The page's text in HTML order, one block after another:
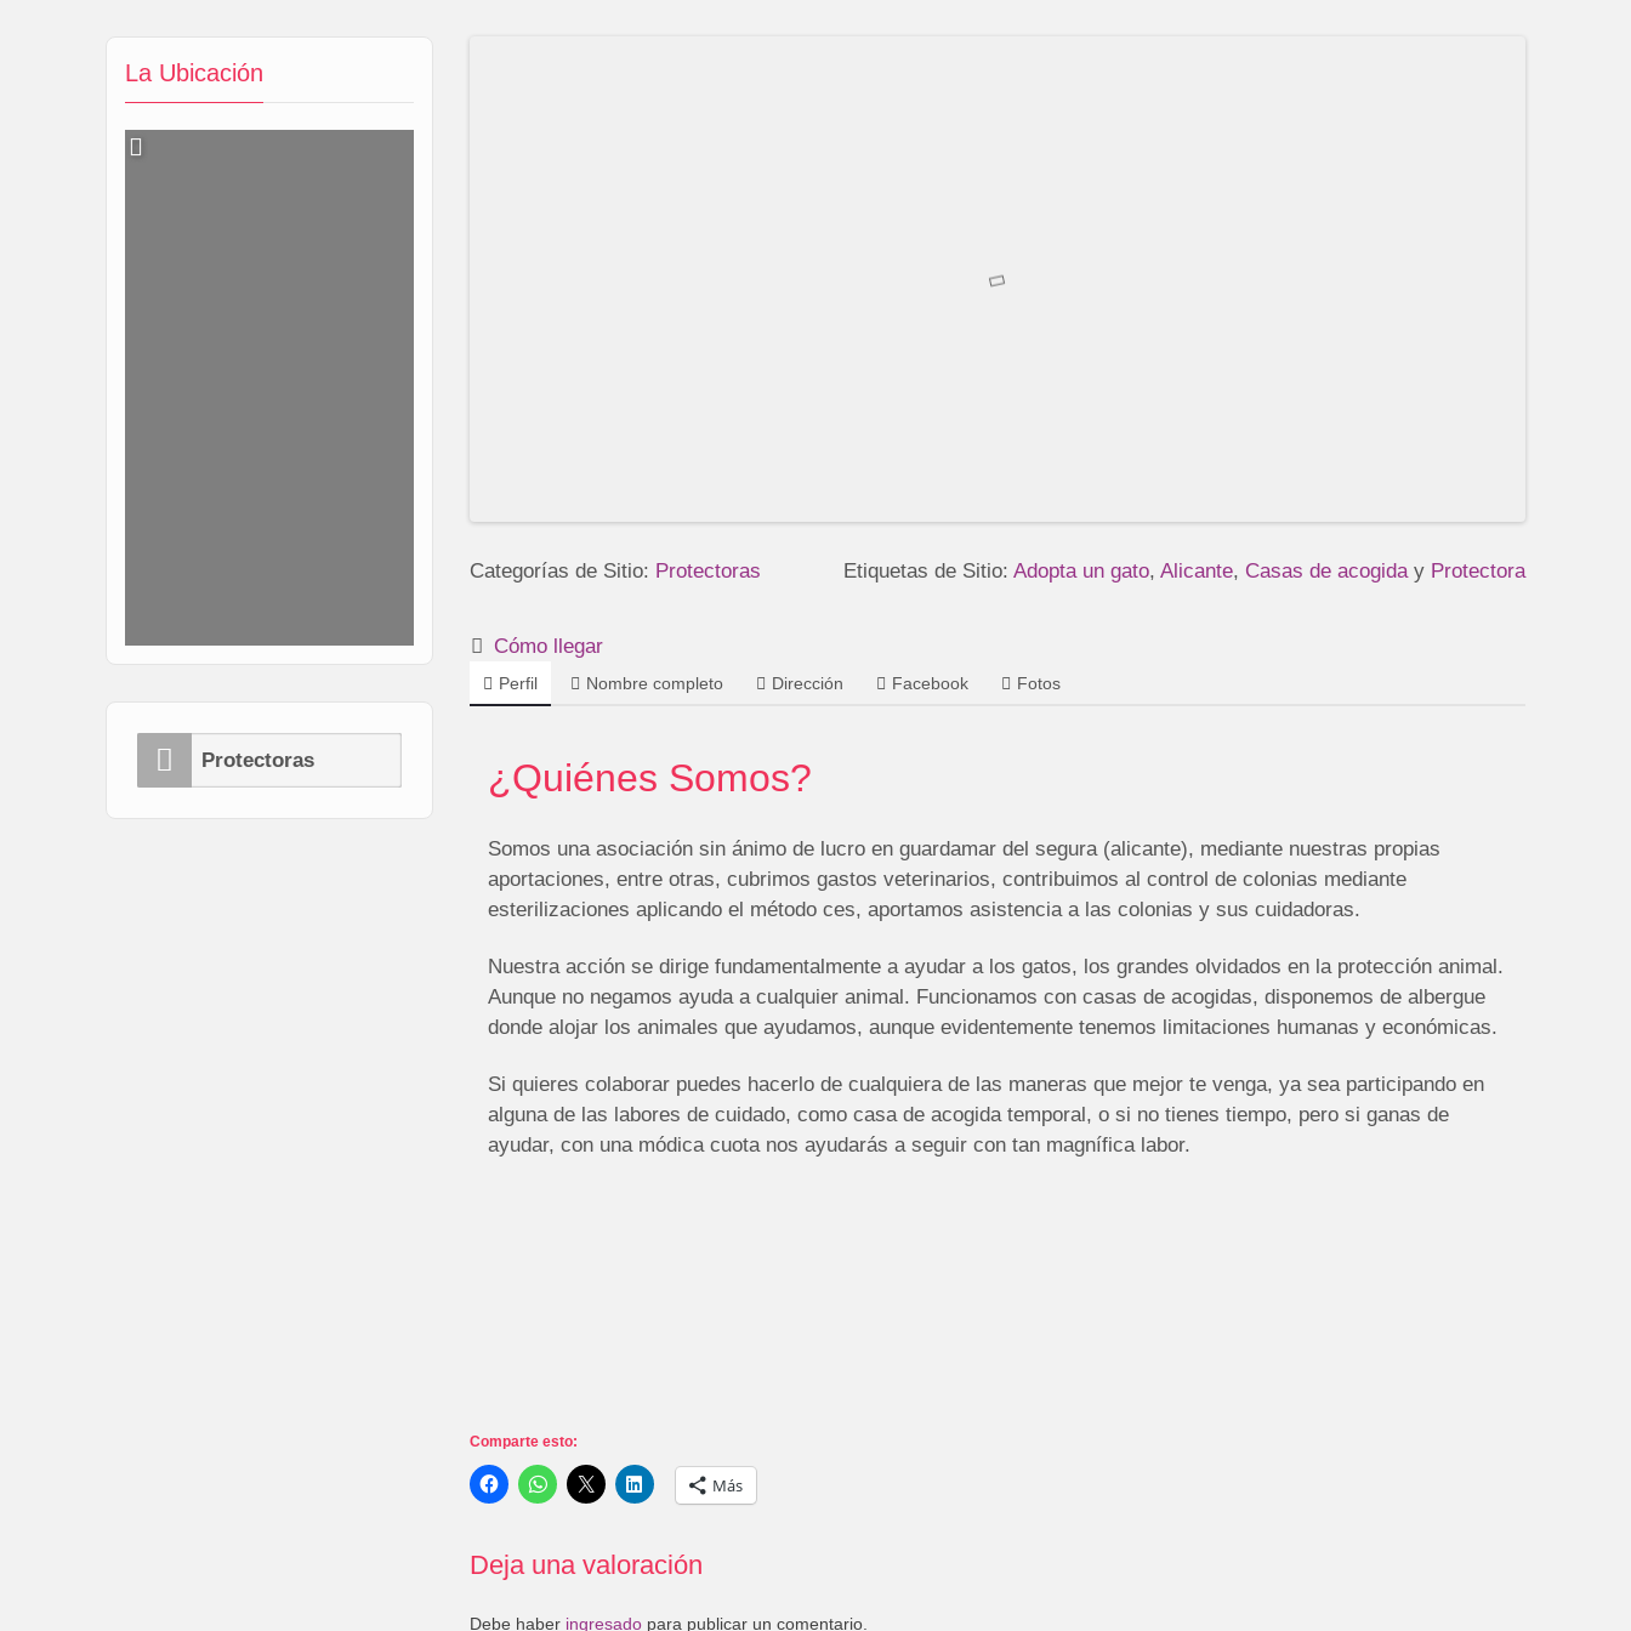
La Ubicación
Protectoras
Categorías de Sitio: Protectoras Etiquetas de Sitio: Adopta un gato, Alicante, Casas de acogiday Protectora
Cómo llegar
Perfil Nombre completo Dirección Facebook Fotos
¿Quiénes Somos?
Somos una asociación sin ánimo de lucro en guardamar del segura (alicante), mediante nuestras propias
aportaciones, entre otras, cubrimos gastos veterinarios, contribuimos al control de colonias mediante
esterilizaciones aplicando el método ces, aportamos asistencia a las colonias y sus cuidadoras.
Nuestra acción se dirige fundamentalmente a ayudar a los gatos, los grandes olvidados en la protección animal.
Aunque no negamos ayuda a cualquier animal. Funcionamos con casas de acogidas, disponemos de albergue
donde alojar los animales que ayudamos, aunque evidentemente tenemos limitaciones humanas y económicas.
Si quieres colaborar puedes hacerlo de cualquiera de las maneras que mejor te venga, ya sea participando en
alguna de las labores de cuidado, como casa de acogida temporal, o si no tienes tiempo, pero si ganas de
ayudar, con una módica cuota nos ayudarás a seguir con tan magnífica labor.
Comparte esto:
Más
Deja una valoración
Debe haber ingresado para publicar un comentario.